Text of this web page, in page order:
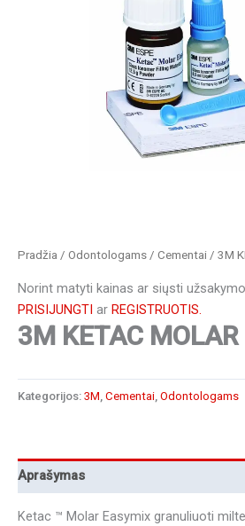
Pradžia / Odontologams / Cementai / 3M
Norint matyti kainas ar siųsti
PRISIJUNGTI ar REGISTRUOTIS.
3M KETAC
Kategorijos: 3M Cementai Odontologams
Aprašymas
Ketac ™ Molar Easymix granuliuoti